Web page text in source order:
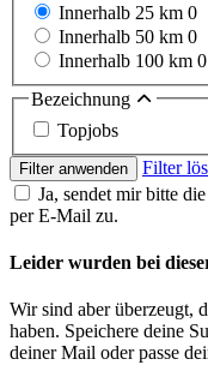
Innerhalb 25 km 0
Innerhalb 50 km 0
Innerhalb 100 km 0
Bezeichnung
Topjobs
Filter anwenden
Filter
Ja, sendet mir bitte
per E-Mail zu.
Leider wurden bei
Wir sind aber überzeugt,
haben. Speichere deine
deiner Mail oder passe